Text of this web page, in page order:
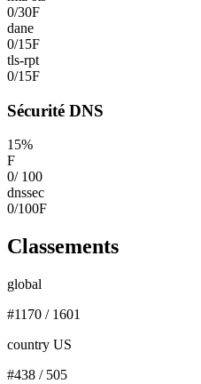
0/30F
dane
0/15F
tls-rpt
0/15F
Sécurité DNS
15%
F
0/ 100
dnssec
0/100F
Classements
global
#1170 / 1601
country US
#438 / 505